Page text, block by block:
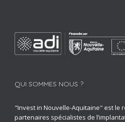
QUI SOMMES NOUS ?
"Invest in Nouvelle-Aquitaine" est le
partenaires spécialistes de